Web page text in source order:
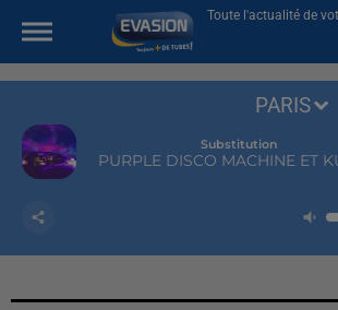
Toute l'actualité de
Substitution
PURPLE DISCO MACHINE ET
PARIS